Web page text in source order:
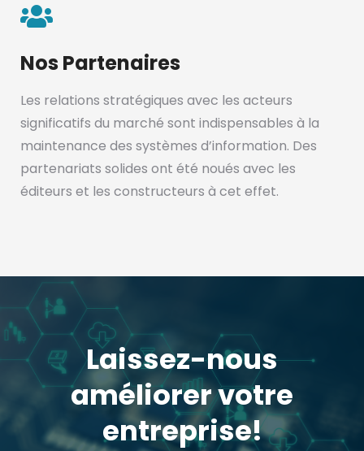
Nos Partenaires
Les relations stratégiques avec les acteurs
significatifs du marché sont indispensables à la
maintenance des systèmes d’information. Des
partenariats solides ont été noués avec les
éditeurs et les constructeurs à cet effet.
Laissez-nous
améliorer votre
entreprise!